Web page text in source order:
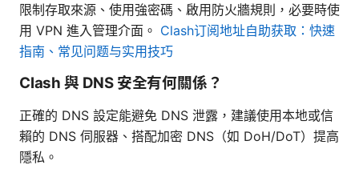
限制存取來源、使用強密碼、啟用防火牆規則，必要時使
用 VPN 進入管理介面。 Clash订阅地址自助获取：快速
指南、常见问题与实用技巧
Clash 與 DNS 安全有何關係？
正確的 DNS 設定能避免 DNS 泄露，建議使用本地或信
賴的 DNS 伺服器、搭配加密 DNS（如 DoH/DoT）提高
隱私。